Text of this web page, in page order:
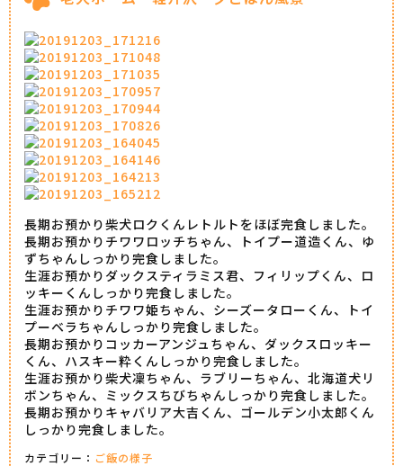
長期お預かり柴犬ロクくんレトルトをほぼ完食しました。
長期お預かりチワワロッチちゃん、トイプー道造くん、ゆ
ずちゃんしっかり完食しました。
生涯お預かりダックスティラミス君、フィリップくん、ロ
ッキーくんしっかり完食しました。
生涯お預かりチワワ姫ちゃん、シーズータローくん、トイ
プーベラちゃんしっかり完食しました。
長期お預かりコッカーアンジュちゃん、ダックスロッキー
くん、ハスキー粋くんしっかり完食しました。
生涯お預かり柴犬凜ちゃん、ラブリーちゃん、北海道犬リ
ボンちゃん、ミックスちびちゃんしっかり完食しました。
長期お預かりキャバリア大吉くん、ゴールデン小太郎くん
しっかり完食しました。
カテゴリー： ご飯の様子